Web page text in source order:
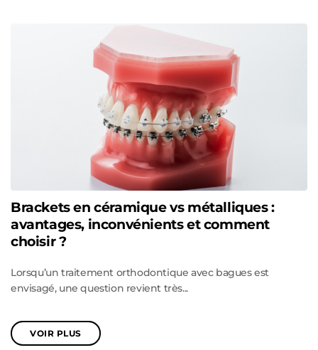
Brackets en céramique vs métalliques :
avantages, inconvénients et comment
choisir ?
Lorsqu’un traitement orthodontique avec bagues est
envisagé, une question revient très...
VOIR PLUS